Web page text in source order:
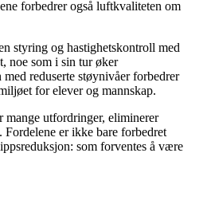
forbedrer også luftkvaliteten om
styring og hastighetskontroll med
noe som i sin tur øker
reduserte støynivåer forbedrer
for elever og mannskap.
mange utfordringer, eliminerer
er ikke bare forbedret
som forventes å være